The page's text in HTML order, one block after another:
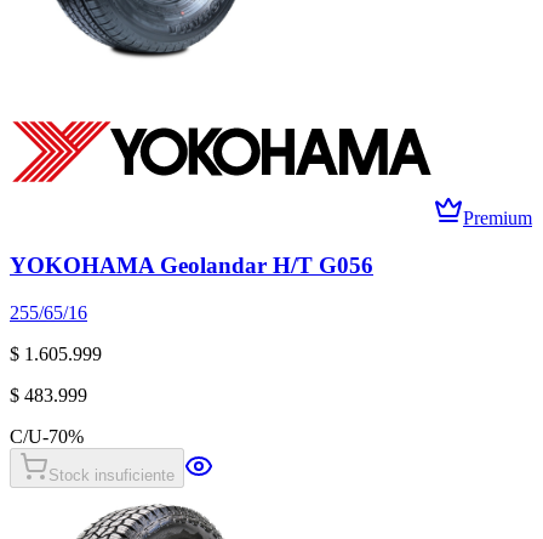
Premium
YOKOHAMA Geolandar H/T G056
255/65/16
$ 1.605.999
$ 483.999
C/U-70%
Stock insuficiente